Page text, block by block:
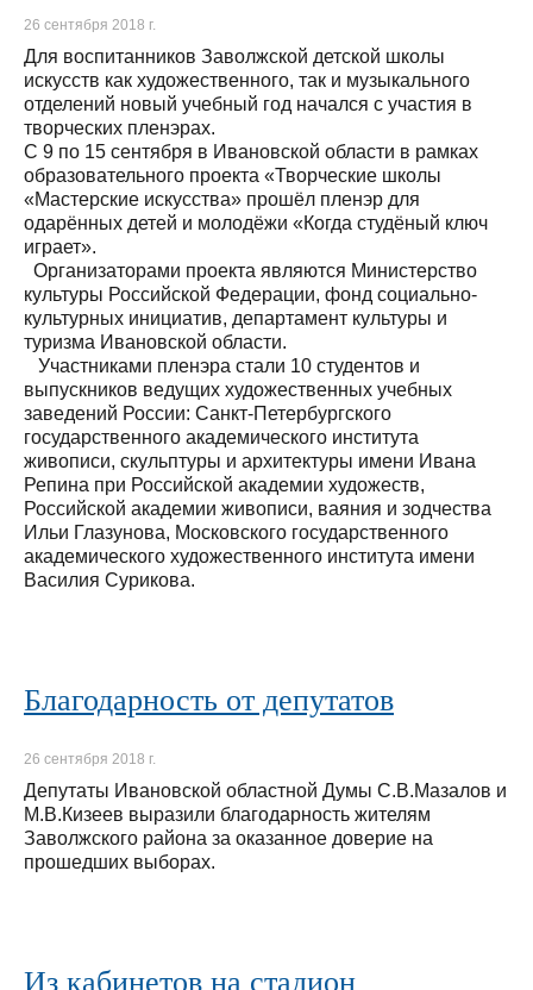
26 сентября 2018 г.
Для воспитанников Заволжской детской школы
искусств как художественного, так и музыкального
отделений новый учебный год начался с участия в
творческих пленэрах.
С 9 по 15 сентября в Ивановской области в рамках
образовательного проекта «Творческие школы
«Мастерские искусства» прошёл пленэр для
одарённых детей и молодёжи «Когда студёный ключ
играет».
Организаторами проекта являются Министерство
культуры Российской Федерации, фонд социально-
культурных инициатив, департамент культуры и
туризма Ивановской области.
Участниками пленэра стали 10 студентов и
выпускников ведущих художественных учебных
заведений России: Санкт-Петербургского
государственного академического института
живописи, скульптуры и архитектуры имени Ивана
Репина при Российской академии художеств,
Российской академии живописи, ваяния и зодчества
Ильи Глазунова, Московского государственного
академического художественного института имени
Василия Сурикова.
Благодарность от депутатов
26 сентября 2018 г.
Депутаты Ивановской областной Думы С.В.Мазалов и
М.В.Кизеев выразили благодарность жителям
Заволжского района за оказанное доверие на
прошедших выборах.
Из кабинетов на стадион